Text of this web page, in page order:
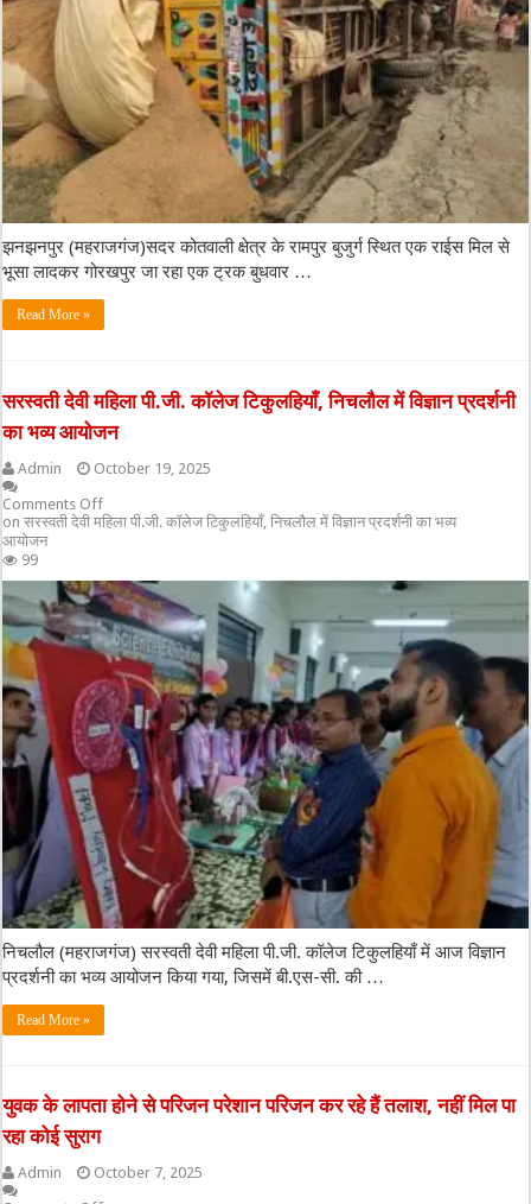
झनझनपुर (महराजगंज)सदर कोतवाली क्षेत्र के रामपुर बुजुर्ग स्थित एक राईस मिल से
भूसा लादकर गोरखपुर जा रहा एक ट्रक बुधवार …
Read More »
सरस्वती देवी महिला पी.जी. कॉलेज टिकुलहियाँ, निचलौल में विज्ञान प्रदर्शनी
का भव्य आयोजन
Admin
October 19, 2025
Comments Off
on सरस्वती देवी महिला पी.जी. कॉलेज टिकुलहियाँ, निचलौल में विज्ञान प्रदर्शनी का भव्य
आयोजन
99
निचलौल (महराजगंज) सरस्वती देवी महिला पी.जी. कॉलेज टिकुलहियाँ में आज विज्ञान
प्रदर्शनी का भव्य आयोजन किया गया, जिसमें बी.एस-सी. की …
Read More »
युवक के लापता होने से परिजन परेशान परिजन कर रहे हैं तलाश, नहीं मिल पा
रहा कोई सुराग
Admin
October 7, 2025